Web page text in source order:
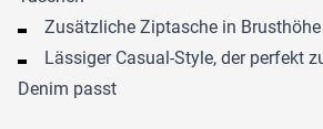
Zusätzliche Ziptasche in Brusthöhe
Lässiger Casual-Style, der perfekt
Denim passt